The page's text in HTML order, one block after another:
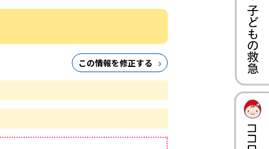
この情報を修正する